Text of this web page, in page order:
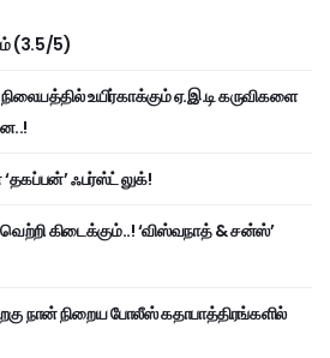
(3.5/5)
உயிர்காக்கும் ஏ.இ.டி கருவிகளை
ஃபர்ஸ்ட் லுக்!
கிடைக்கும்..! ‘விஸ்வநாத் & சன்ஸ்’
நான் நிறைய போலீஸ் கதாபாத்திரங்களில்